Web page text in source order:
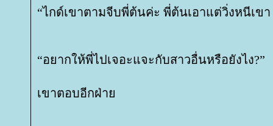
“ไกด์เขาตามจีบพี่ต้นค่ะ พี่ต้นเอาแต่วิ่งหนีเข
“อยากให้พี่ไปเจอะแจะกับสาวอื่นหรือยังไง?”
เขาตอบอีกฝ่า